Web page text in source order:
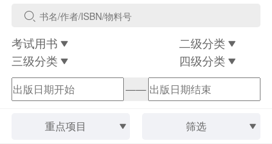
考试用书
二级分类
三级分类
四级分类
——
重点项目 筛选